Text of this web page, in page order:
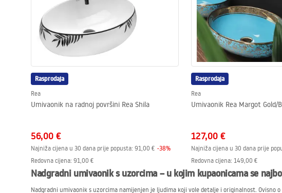
Rasprodaja
Rea
Umivaonik na radnoj površini Rea Shila
56,00 €
Najniža cijena u 30 dana prije popusta: 91,00 € -38%
Redovna cijena: 91,00 €
Rasprodaja
Rea
Umivaonik Rea Margot Gold/
127,00 €
Najniža cijena u 30 dana prije
Redovna cijena: 149,00 €
Nadgradni umivaonik s uzorcima – u kojim kupaonicama se
Nadgradni umivaonik s uzorcima namijenjen je ljudima koji vole detalje i originalnost.